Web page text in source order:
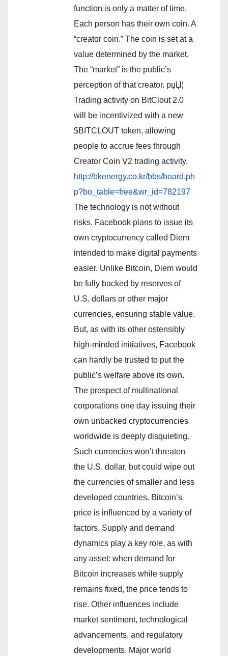
function is only a matter of time.
Each person has their own coin. A
“creator coin.” The coin is set at a
value determined by the market.
The “market” is the public’s
perception of that creator. рџЏ¦
Trading activity on BitClout 2.0
will be incentivized with a new
$BITCLOUT token, allowing
people to accrue fees through
Creator Coin V2 trading activity.
http://bkenergy.co.kr/bbs/board.ph
p?bo_table=free&wr_id=782197
The technology is not without
risks. Facebook plans to issue its
own cryptocurrency called Diem
intended to make digital payments
easier. Unlike Bitcoin, Diem would
be fully backed by reserves of
U.S. dollars or other major
currencies, ensuring stable value.
But, as with its other ostensibly
high-minded initiatives, Facebook
can hardly be trusted to put the
public’s welfare above its own.
The prospect of multinational
corporations one day issuing their
own unbacked cryptocurrencies
worldwide is deeply disquieting.
Such currencies won’t threaten
the U.S. dollar, but could wipe out
the currencies of smaller and less
developed countries. Bitcoin’s
price is influenced by a variety of
factors. Supply and demand
dynamics play a key role, as with
any asset: when demand for
Bitcoin increases while supply
remains fixed, the price tends to
rise. Other influences include
market sentiment, technological
advancements, and regulatory
developments. Major world